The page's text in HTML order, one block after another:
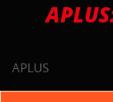
APLUS